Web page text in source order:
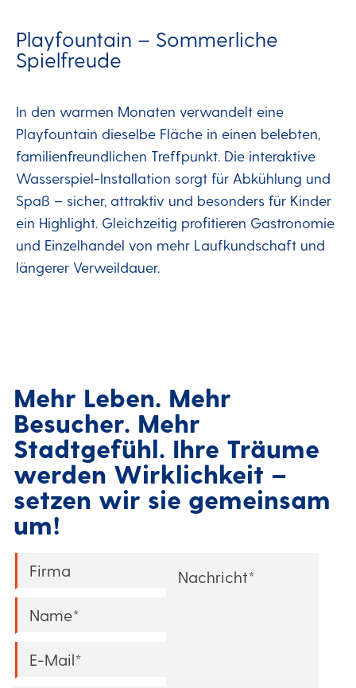
Playfountain – Sommerliche
Spielfreude
In den warmen Monaten verwandelt eine
Playfountain dieselbe Fläche in einen belebten,
familienfreundlichen Treffpunkt. Die interaktive
Wasserspiel-Installation sorgt für Abkühlung und
Spaß – sicher, attraktiv und besonders für Kinder
ein Highlight. Gleichzeitig profitieren Gastronomie
und Einzelhandel von mehr Laufkundschaft und
längerer Verweildauer.
Mehr Leben. Mehr
Besucher. Mehr
Stadtgefühl. Ihre Träume
werden Wirklichkeit –
setzen wir sie gemeinsam
um!
Company
Name*
Email*
Message